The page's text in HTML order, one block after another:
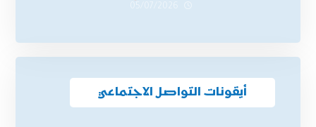
أيقونات التواصل الاجتماعي